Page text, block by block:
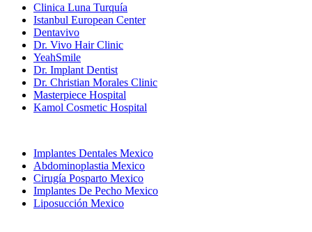
Clinica Luna Turquía
Istanbul European Center
Dentavivo
Dr. Vivo Hair Clinic
YeahSmile
Dr. Implant Dentist
Dr. Christian Morales Clinic
Masterpiece Hospital
Kamol Cosmetic Hospital
Implantes Dentales Mexico
Abdominoplastia Mexico
Cirugía Posparto Mexico
Implantes De Pecho Mexico
Liposucción Mexico